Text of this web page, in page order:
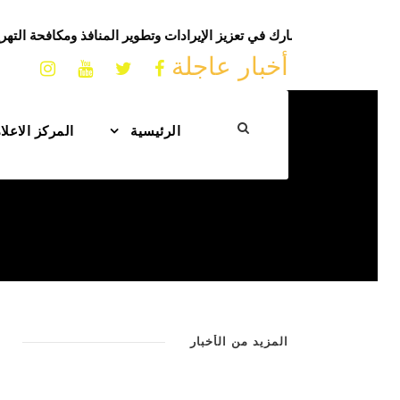
يشيد بجهود الجمارك في تعزيز الإيرادات وتطوير المنافذ ومكافحة
أخبار عاجلة
الرئيسية المركز
المزيد من الأخبار